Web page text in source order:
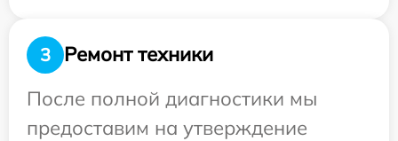
3
Ремонт техники
После полной диагностики мы
предоставим на утверждение